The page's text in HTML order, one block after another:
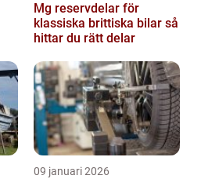
Mg reservdelar för
klassiska brittiska bilar så
hittar du rätt delar
09 januari 2026